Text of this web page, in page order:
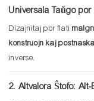
Universala Taŭgo
Dizajnitaj por flati
konstruojn kaj
inverse.
2. Altvalora Ŝtofo: